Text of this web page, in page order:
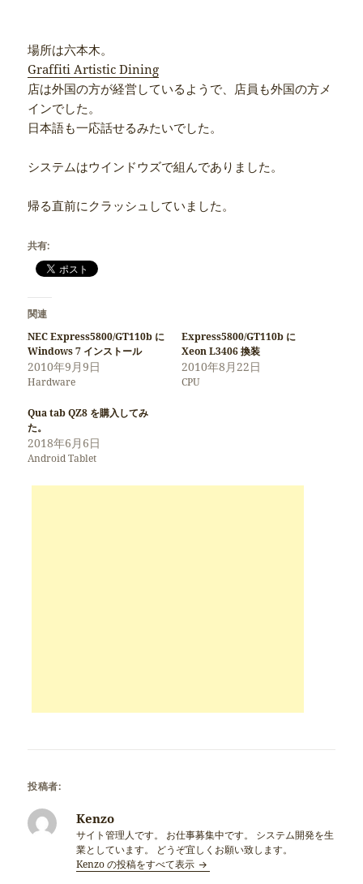
場所は六本木。
Graffiti Artistic Dining
店は外国の方が経営しているようで、店員も外国の方メ
インでした。
日本語も一応話せるみたいでした。
システムはウインドウズで組んでありました。
帰る直前にクラッシュしていました。
共有:
関連
NEC Express5800/GT110b に
Windows 7 インストール
2010年9月9日
Hardware
Express5800/GT110b に
Xeon L3406 換装
2010年8月22日
CPU
Qua tab QZ8 を購入してみ
た。
2018年6月6日
Android Tablet
投稿者:
Kenzo
サイト管理人です。 お仕事募集中です。 システム開発を生
業としています。 どうぞ宜しくお願い致します。
Kenzo の投稿をすべて表示